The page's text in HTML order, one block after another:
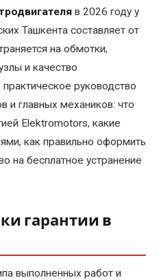
в 2026 году у
Ташкента составляет от
на обмотки,
и качество
руководство
и главных механиков: что
Elektromotors, какие
как правильно оформить
на бесплатное устранение
гарантии в
выполненных работ и